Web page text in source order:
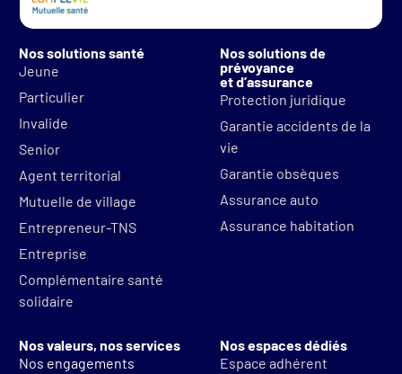
Nos solutions santé
Jeune
Particulier
Invalide
Senior
Agent territorial
Mutuelle de village
Entrepreneur-TNS
Entreprise
Complémentaire santé
solidaire
Nos solutions de
prévoyance
et d’assurance
Protection juridique
Garantie accidents de la
vie
Garantie obsèques
Assurance auto
Assurance habitation
Nos valeurs, nos services
Nos engagements
Nos espaces dédiés
Espace adhérent